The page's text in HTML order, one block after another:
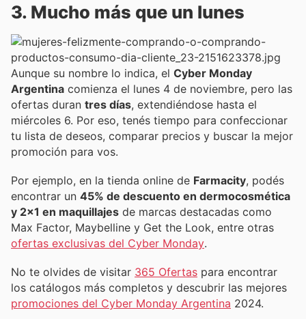
3. Mucho más que un lunes
Aunque su nombre lo indica, el Cyber Monday
Argentina comienza el lunes 4 de noviembre, pero las
ofertas duran tres días, extendiéndose hasta el
miércoles 6. Por eso, tenés tiempo para confeccionar
tu lista de deseos, comparar precios y buscar la mejor
promoción para vos.
Por ejemplo, en la tienda online de Farmacity, podés
encontrar un 45% de descuento en dermocosmética
y 2x1 en maquillajes de marcas destacadas como
Max Factor, Maybelline y Get the Look, entre otras
ofertas exclusivas del Cyber Monday.
No te olvides de visitar 365 Ofertas para encontrar
los catálogos más completos y descubrir las mejores
promociones del Cyber Monday Argentina 2024.